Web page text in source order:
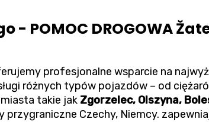
POMOC DROGOWA
profesjonalne wsparcie na
różnych typów pojazdów – od
takie jak Zgorzelec, Olszyna,
przygraniczne Czechy, Niemcy.